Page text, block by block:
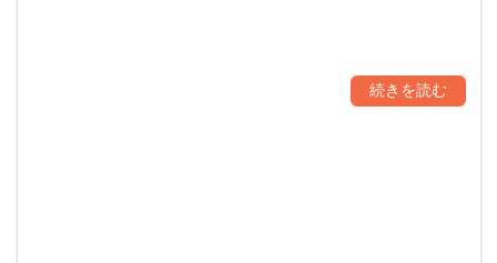
続きを読む